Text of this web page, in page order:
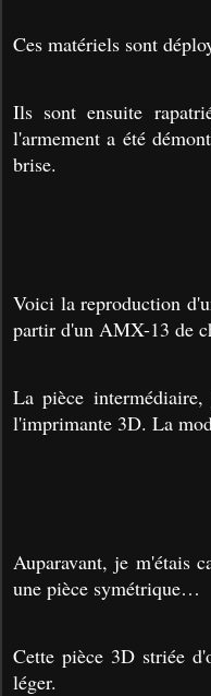
Ces matériels sont
Ils sont ensuite
l'armement a été
brise.
Voici la reproduction
partir d'un AMX-13 de
La pièce
l'imprimante 3D. La
Auparavant, je m'étais
une pièce symétrique…
Cette pièce 3D striée
léger.